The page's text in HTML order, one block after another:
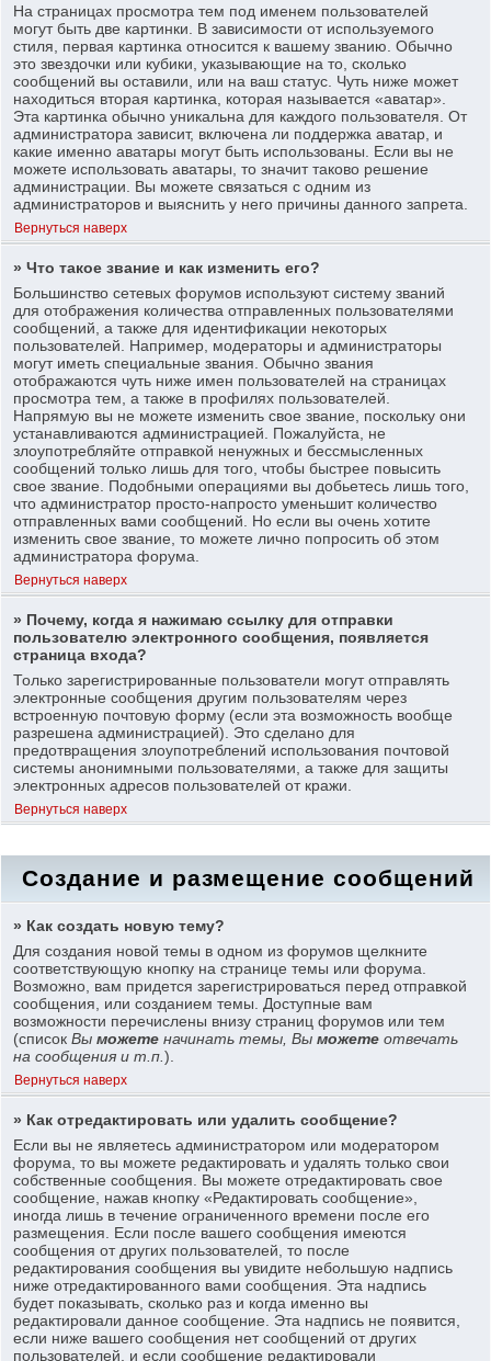
На страницах просмотра тем под именем пользователей
могут быть две картинки. В зависимости от используемого
стиля, первая картинка относится к вашему званию. Обычно
это звездочки или кубики, указывающие на то, сколько
сообщений вы оставили, или на ваш статус. Чуть ниже может
находиться вторая картинка, которая называется «аватар».
Эта картинка обычно уникальна для каждого пользователя. От
администратора зависит, включена ли поддержка аватар, и
какие именно аватары могут быть использованы. Если вы не
можете использовать аватары, то значит таково решение
администрации. Вы можете связаться с одним из
администраторов и выяснить у него причины данного запрета.
Вернуться наверх
» Что такое звание и как изменить его?
Большинство сетевых форумов используют систему званий
для отображения количества отправленных пользователями
сообщений, а также для идентификации некоторых
пользователей. Например, модераторы и администраторы
могут иметь специальные звания. Обычно звания
отображаются чуть ниже имен пользователей на страницах
просмотра тем, а также в профилях пользователей.
Напрямую вы не можете изменить свое звание, поскольку они
устанавливаются администрацией. Пожалуйста, не
злоупотребляйте отправкой ненужных и бессмысленных
сообщений только лишь для того, чтобы быстрее повысить
свое звание. Подобными операциями вы добьетесь лишь того,
что администратор просто-напросто уменьшит количество
отправленных вами сообщений. Но если вы очень хотите
изменить свое звание, то можете лично попросить об этом
администратора форума.
Вернуться наверх
» Почему, когда я нажимаю ссылку для отправки
пользователю электронного сообщения, появляется
страница входа?
Только зарегистрированные пользователи могут отправлять
электронные сообщения другим пользователям через
встроенную почтовую форму (если эта возможность вообще
разрешена администрацией). Это сделано для
предотвращения злоупотреблений использования почтовой
системы анонимными пользователями, а также для защиты
электронных адресов пользователей от кражи.
Вернуться наверх
Создание и размещение сообщений
» Как создать новую тему?
Для создания новой темы в одном из форумов щелкните
соответствующую кнопку на странице темы или форума.
Возможно, вам придется зарегистрироваться перед отправкой
сообщения, или созданием темы. Доступные вам
возможности перечислены внизу страниц форумов или тем
(списокВыможете начинать темы, Выможете отвечать
на сообщения и т.п.).
Вернуться наверх
» Как отредактировать или удалить сообщение?
Если вы не являетесь администратором или модератором
форума, то вы можете редактировать и удалять только свои
собственные сообщения. Вы можете отредактировать свое
сообщение, нажав кнопку «Редактировать сообщение»,
иногда лишь в течение ограниченного времени после его
размещения. Если после вашего сообщения имеются
сообщения от других пользователей, то после
редактирования сообщения вы увидите небольшую надпись
ниже отредактированного вами сообщения. Эта надпись
будет показывать, сколько раз и когда именно вы
редактировали данное сообщение. Эта надпись не появится,
если ниже вашего сообщения нет сообщений от других
пользователей, и если сообщение редактировали